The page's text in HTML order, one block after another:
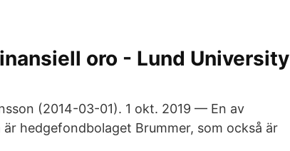
oro - Lund University
(2014​-03-01). 1 okt. 2019 — En av
är hedgefondbolaget Brummer, som också är